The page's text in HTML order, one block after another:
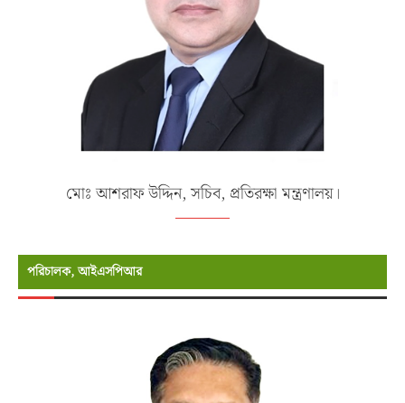
মোঃ আশরাফ উদ্দিন, সচিব, প্রতিরক্ষা মন্ত্রণালয়।
পরিচালক, আইএসপিআর